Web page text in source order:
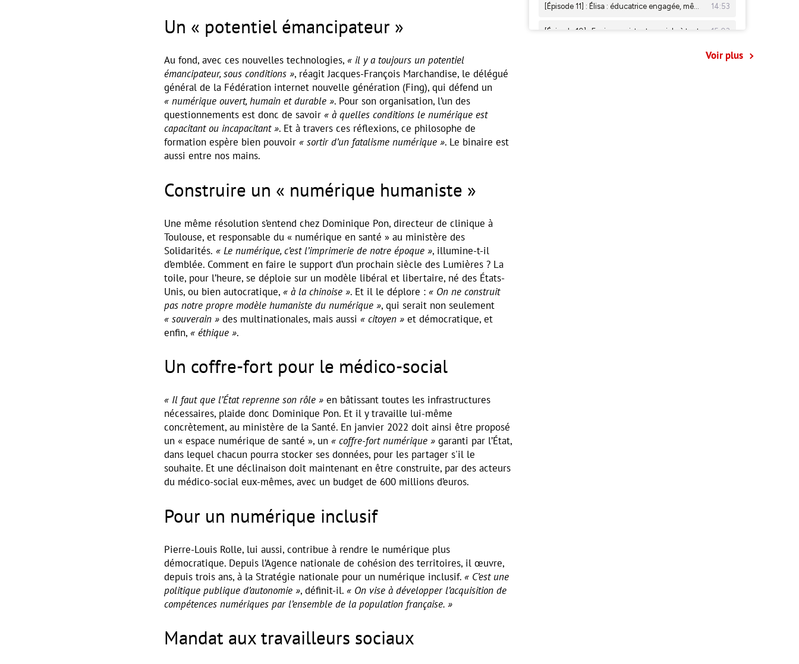
Un « potentiel émancipateur »
Au fond, avec ces nouvelles technologies, « il y a toujours un potentiel
émancipateur, sous conditions », réagit Jacques-François Marchandise, le délégué
général de la Fédération internet nouvelle génération (Fing), qui défend un
« numérique ouvert, humain et durable ». Pour son organisation, l’un des
questionnements est donc de savoir « à quelles conditions le numérique est
capacitant ou incapacitant ». Et à travers ces réflexions, ce philosophe de
formation espère bien pouvoir « sortir d’un fatalisme numérique ». Le binaire est
aussi entre nos mains.
Construire un « numérique humaniste »
Une même résolution s’entend chez Dominique Pon, directeur de clinique à
Toulouse, et responsable du « numérique en santé » au ministère des
Solidarités. « Le numérique, c’est l’imprimerie de notre époque », illumine-t-il
d’emblée. Comment en faire le support d’un prochain siècle des Lumières ? La
toile, pour l’heure, se déploie sur un modèle libéral et libertaire, né des États-
Unis, ou bien autocratique, « à la chinoise ». Et il le déplore : « On ne construit
pas notre propre modèle humaniste du numérique », qui serait non seulement
« souverain » des multinationales, mais aussi « citoyen » et démocratique, et
enfin, « éthique ».
Un coffre-fort pour le médico-social
« Il faut que l’État reprenne son rôle » en bâtissant toutes les infrastructures
nécessaires, plaide donc Dominique Pon. Et il y travaille lui-même
concrètement, au ministère de la Santé. En janvier 2022 doit ainsi être proposé
un « espace numérique de santé », un « coffre-fort numérique » garanti par l’État,
dans lequel chacun pourra stocker ses données, pour les partager s'il le
souhaite. Et une déclinaison doit maintenant en être construite, par des acteurs
du médico-social eux-mêmes, avec un budget de 600 millions d’euros.
Pour un numérique inclusif
Pierre-Louis Rolle, lui aussi, contribue à rendre le numérique plus
démocratique. Depuis l’Agence nationale de cohésion des territoires, il œuvre,
depuis trois ans, à la Stratégie nationale pour un numérique inclusif. « C’est une
politique publique d’autonomie », définit-il. « On vise à développer l’acquisition de
compétences numériques par l’ensemble de la population française. »
Mandat aux travailleurs sociaux
Voir plus